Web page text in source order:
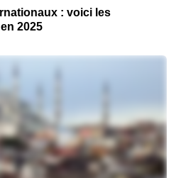
: voici les
2025